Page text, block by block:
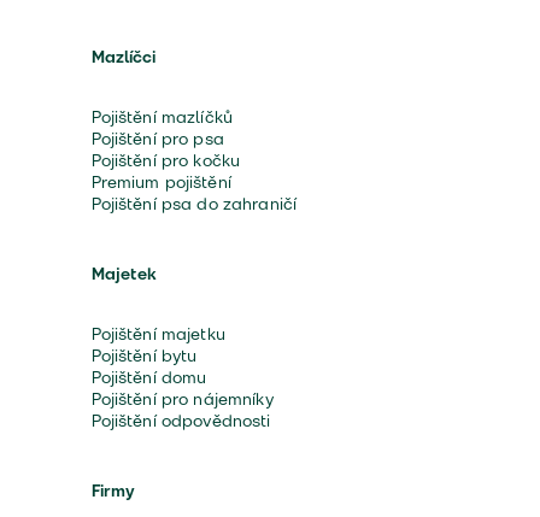
Mazlíčci
Pojištění mazlíčků
Pojištění pro psa
Pojištění pro kočku
Premium pojištění
Pojištění psa do zahraničí
Majetek
Pojištění majetku
Pojištění bytu
Pojištění domu
Pojištění pro nájemníky
Pojištění odpovědnosti
Firmy